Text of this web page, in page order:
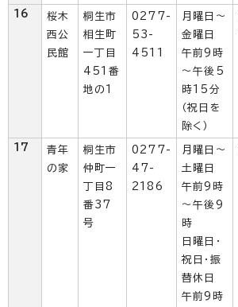
16
桜木
西公
民館
桐生市
相生町
一丁目
451番
地の1
0277-
53-
4511
月曜日～
金曜日
午前9時
～午後5
時15分
（祝日を
除く）
17
青年
の家
桐生市
仲町一
丁目8
番37
号
0277-
47-
2186
月曜日～
土曜日
午前9時
～午後9
時
日曜日・
祝日・振
替休日
午前9時